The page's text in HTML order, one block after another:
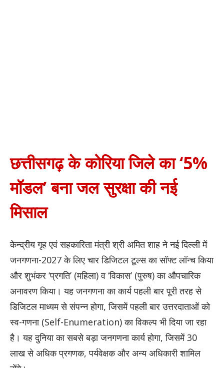
छत्तीसगढ़ के कोरिया जिले का ‘5%
मॉडल’ बना जल सुरक्षा की नई
मिसाल
केन्द्रीय गृह एवं सहकारिता मंत्री श्री अमित शाह ने नई दिल्ली में
जनगणना-2027 के लिए चार डिजिटल टूल्स का सॉफ्ट लॉन्च किया
और शुभंकर ‘प्रगति’ (महिला) व ‘विकास’ (पुरुष) का औपचारिक
अनावरण किया। यह जनगणना का कार्य पहली बार पूरी तरह से
डिजिटल माध्यम से संपन्न होगा, जिसमें पहली बार उत्तरदाताओं को
स्व-गणना (Self-Enumeration) का विकल्प भी दिया जा रहा
है। यह दुनिया का सबसे बड़ा जनगणना कार्य होगा, जिसमें 30
लाख से अधिक प्रगणक, पर्यवेक्षक और अन्य अधिकारी शामिल